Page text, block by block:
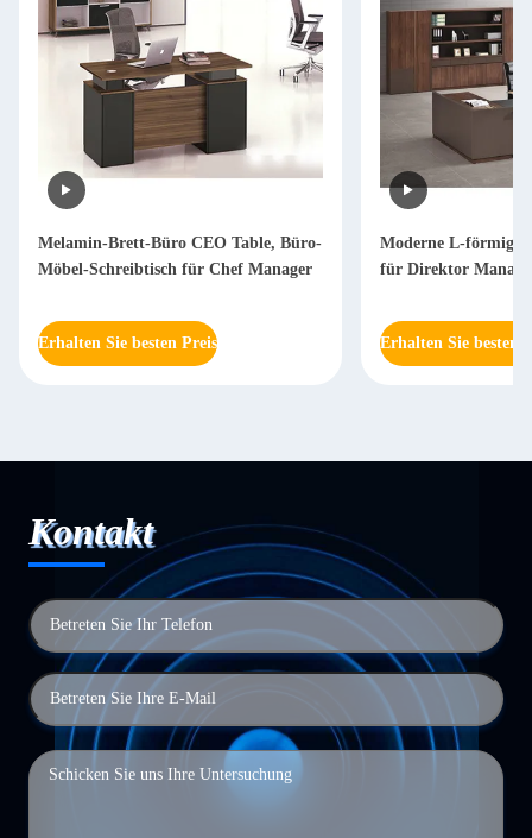
Melamin-Brett-Büro CEO Table, Büro-
Möbel-Schreibtisch für Chef Manager
Erhalten Sie besten Preis
Moderne L-förmige
für Direktor
Erhalten Sie besten
Kontakt